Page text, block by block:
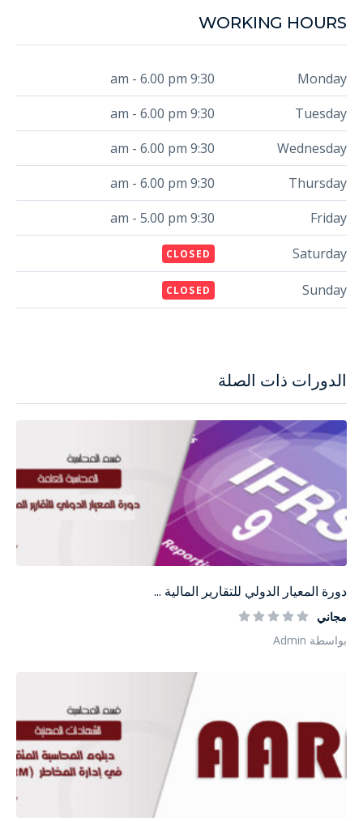
الدورات ذات الصلة
دورة المعيار الدولي للتقارير المالية ...
مجاني
بواسطة Admin
WORKING HOURS
Monday
9:30 am - 6.00 pm
Tuesday
9:30 am - 6.00 pm
Wednesday
9:30 am - 6.00 pm
Thursday
9:30 am - 6.00 pm
Friday
9:30 am - 5.00 pm
Saturday
CLOSED
Sunday
CLOSED